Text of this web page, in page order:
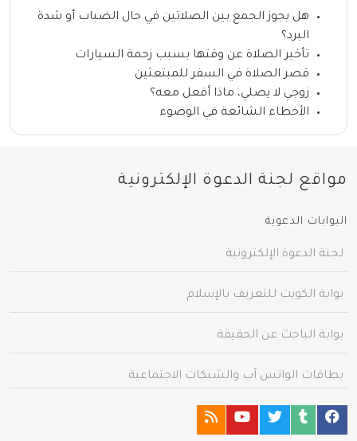
هل يجوز الجمع بين الصلاتين في حال الضباب أو شدة
البرد؟
تأخير الصلاة عن وقتها بسبب زحمة السيارات
قصر الصلاة في السفر للمبتعثين
زوجي لا يصلي، ماذا أفعل معه؟
الأخطاء الشائعة في الوضوء
مواقع لجنة الدعوة الإلكترونية
البوابات الدعوية
لجنة الدعوة الإلكترونية
بوابة الكويت للتعريف بالإسلام
بوابة الباحث عن الحقيقة
بطاقات الواتس آب والشبكات الاجتماعية